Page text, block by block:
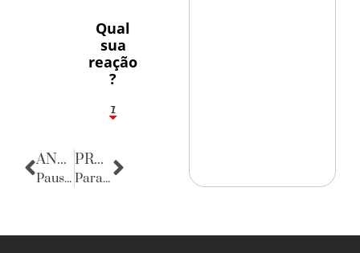
Qual
sua
reação
?
1
7
ANTERIOR
Pausa Poética
PRÓXIMA
Parabéns